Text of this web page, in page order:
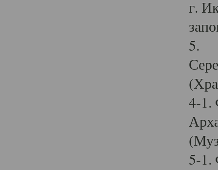
г.
5.
4-1.
5-1.